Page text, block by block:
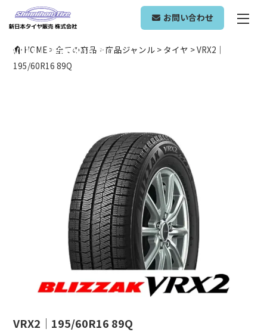
お問い合わせ
ONLINE SHOP
VRX2｜195/60R16 89Q
HOME > 全ての商品 >商品ジャンル > タイヤ >VRX2｜
195/60R16 89Q
VRX2｜195/60R16 89Q